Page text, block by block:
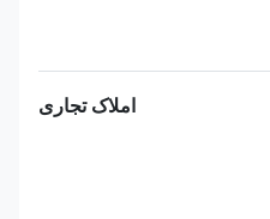
املاک تجاری